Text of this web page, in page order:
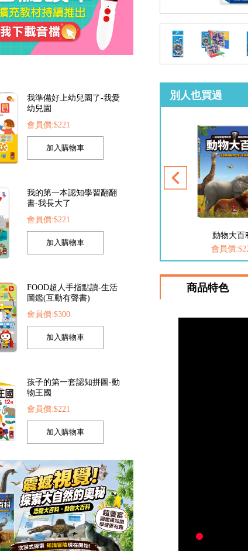
我準備好上幼兒園了-我愛
幼兒園
會員價:$221
我的第一本認知學習翻翻
書-我長大了
會員價:$221
FOOD超人手指點讀-生活
圖鑑(互動有聲書)
會員價:$300
孩子的第一套認知拼圖-動
物王國
會員價:$221
別人也買過
FOOD超人繽紛泡泡槍
會員價:$205
商品特色